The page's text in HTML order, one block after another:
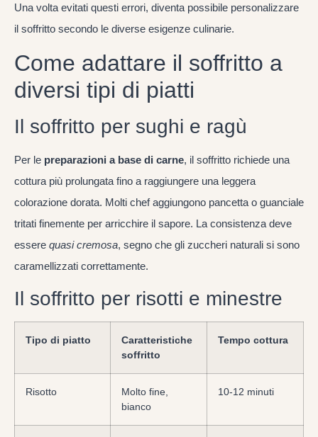
Una volta evitati questi errori, diventa possibile personalizzare
il soffritto secondo le diverse esigenze culinarie.
Come adattare il soffritto a
diversi tipi di piatti
Il soffritto per sughi e ragù
Per le preparazioni a base di carne, il soffritto richiede una
cottura più prolungata fino a raggiungere una leggera
colorazione dorata. Molti chef aggiungono pancetta o guanciale
tritati finemente per arricchire il sapore. La consistenza deve
essere quasi cremosa, segno che gli zuccheri naturali si sono
caramellizzati correttamente.
Il soffritto per risotti e minestre
Tipo di piatto
Caratteristiche
soffritto
Tempo cottura
Risotto
Molto fine,
bianco
10-12 minuti